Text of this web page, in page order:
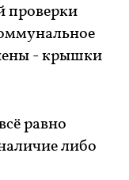
проверки
- крышки
равно
либо